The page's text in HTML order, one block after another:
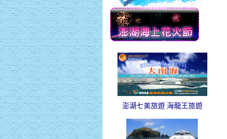
澎湖七美旅遊 海龍王旅遊